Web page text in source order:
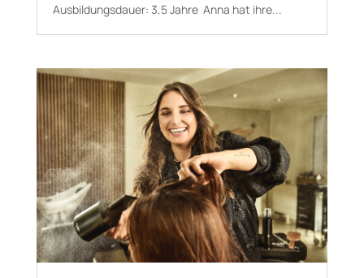
Aus­bildungs­dauer: 3,5 Jahre Anna hat ihre...